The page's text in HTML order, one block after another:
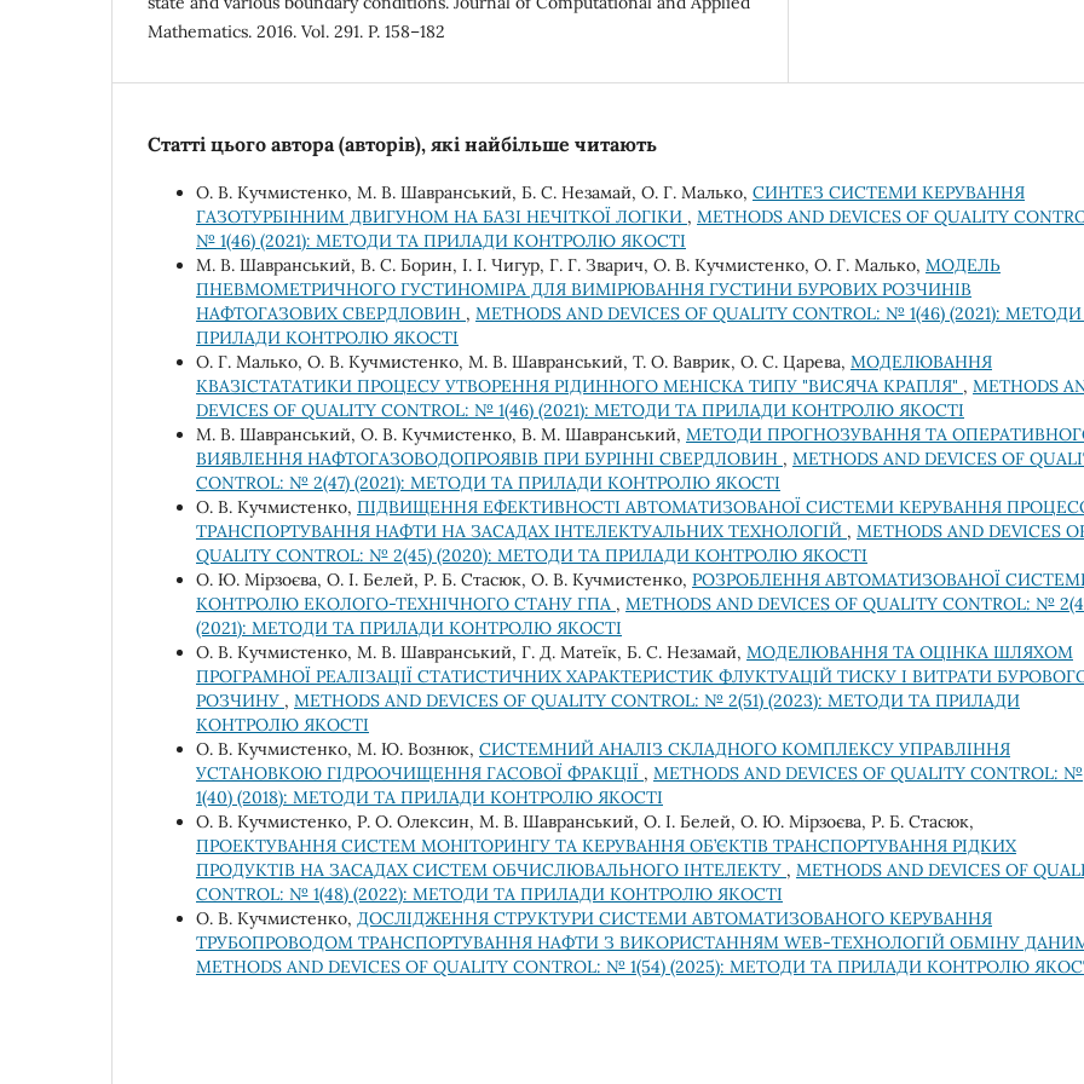
Mathematics. 2016. Vol. 291. P. 158–182
Статті цього автора (авторів), які найбільше читають
О. В. Кучмистенко, М. В. Шавранський, Б. С. Незамай, О. Г. Малько, СИНТЕЗ СИСТЕМИ КЕРУВАННЯ
ГАЗОТУРБІННИМ ДВИГУНОМ НА БАЗІ НЕЧІТКОЇ ЛОГІКИ , METHODS AND DEVICES OF QUALITY
№ 1(46) (2021): МЕТОДИ ТА ПРИЛАДИ КОНТРОЛЮ ЯКОСТІ
М. В. Шавранський, В. С. Борин, І. І. Чигур, Г. Г. Звaрич, О. В. Кучмистенко, О. Г. Малько, МОДЕЛЬ
ПНЕВМОМЕТРИЧНОГО ГУСТИНОМІРА ДЛЯ ВИМІРЮВАННЯ ГУСТИНИ БУРОВИХ РОЗЧИНІВ
НАФТОГАЗОВИХ СВЕРДЛОВИН , METHODS AND DEVICES OF QUALITY CONTROL: № 1(46) (2021):
ПРИЛАДИ КОНТРОЛЮ ЯКОСТІ
О. Г. Малько, О. В. Кучмистенко, М. В. Шавранський, Т. О. Ваврик, О. С. Царева, МОДЕЛЮВАННЯ
КВАЗІСТАТАТИКИ ПРОЦЕСУ УТВОРЕННЯ РІДИННОГО МЕНІСКА ТИПУ "ВИСЯЧА КРАПЛЯ" , METHODS
DEVICES OF QUALITY CONTROL: № 1(46) (2021): МЕТОДИ ТА ПРИЛАДИ КОНТРОЛЮ ЯКОСТІ
М. В. Шавранський, О. В. Кучмистенко, В. М. Шавранський, МЕТОДИ ПРОГНОЗУВАННЯ ТА
ВИЯВЛЕННЯ НАФТОГАЗОВОДОПРОЯВІВ ПРИ БУРІННІ СВЕРДЛОВИН , METHODS AND DEVICES OF
CONTROL: № 2(47) (2021): МЕТОДИ ТА ПРИЛАДИ КОНТРОЛЮ ЯКОСТІ
О. В. Кучмистенко, ПІДВИЩЕННЯ ЕФЕКТИВНОСТІ АВТОМАТИЗОВАНОЇ СИСТЕМИ КЕРУВАННЯ
ТРАНСПОРТУВАННЯ НАФТИ НА ЗАСАДАХ ІНТЕЛЕКТУАЛЬНИХ ТЕХНОЛОГІЙ , METHODS AND DEVICES
QUALITY CONTROL: № 2(45) (2020): МЕТОДИ ТА ПРИЛАДИ КОНТРОЛЮ ЯКОСТІ
О. Ю. Мірзоєва, О. І. Белей, Р. Б. Стасюк, О. В. Кучмистенко, РОЗРОБЛЕННЯ АВТОМАТИЗОВАНОЇ
КОНТРОЛЮ ЕКОЛОГО-ТЕХНІЧНОГО СТАНУ ГПА , METHODS AND DEVICES OF QUALITY CONTROL: №
(2021): МЕТОДИ ТА ПРИЛАДИ КОНТРОЛЮ ЯКОСТІ
О. В. Кучмистенко, М. В. Шавранський, Г. Д. Матеїк, Б. С. Незамай, МОДЕЛЮВАННЯ ТА ОЦІНКА ШЛЯХОМ
ПРОГРАМНОЇ РЕАЛІЗАЦІЇ СТАТИСТИЧНИХ ХАРАКТЕРИСТИК ФЛУКТУАЦІЙ ТИСКУ І ВИТРАТИ
РОЗЧИНУ , METHODS AND DEVICES OF QUALITY CONTROL: № 2(51) (2023): МЕТОДИ ТА ПРИЛАДИ
КОНТРОЛЮ ЯКОСТІ
О. В. Кучмистенко, М. Ю. Вознюк, СИСТЕМНИЙ АНАЛІЗ СКЛАДНОГО КОМПЛЕКСУ УПРАВЛІННЯ
УСТАНОВКОЮ ГІДРООЧИЩЕННЯ ГАСОВОЇ ФРАКЦІЇ , METHODS AND DEVICES OF QUALITY CONTROL: №
1(40) (2018): МЕТОДИ ТА ПРИЛАДИ КОНТРОЛЮ ЯКОСТІ
О. В. Кучмистенко, Р. О. Олексин, М. В. Шавранський, О. І. Белей, О. Ю. Мірзоєва, Р. Б. Стасюк,
ПРОЕКТУВАННЯ СИСТЕМ МОНІТОРИНГУ ТА КЕРУВАННЯ ОБ’ЄКТІВ ТРАНСПОРТУВАННЯ РІДКИХ
ПРОДУКТІВ НА ЗАСАДАХ СИСТЕМ ОБЧИСЛЮВАЛЬНОГО ІНТЕЛЕКТУ , METHODS AND DEVICES OF
CONTROL: № 1(48) (2022): МЕТОДИ ТА ПРИЛАДИ КОНТРОЛЮ ЯКОСТІ
О. В. Кучмистенко, ДОСЛІДЖЕННЯ СТРУКТУРИ СИСТЕМИ АВТОМАТИЗОВАНОГО КЕРУВАННЯ
ТРУБОПРОВОДОМ ТРАНСПОРТУВАННЯ НАФТИ З ВИКОРИСТАННЯМ WEB-ТЕХНОЛОГІЙ ОБМІНУ
METHODS AND DEVICES OF QUALITY CONTROL: № 1(54) (2025): МЕТОДИ ТА ПРИЛАДИ КОНТРОЛЮ